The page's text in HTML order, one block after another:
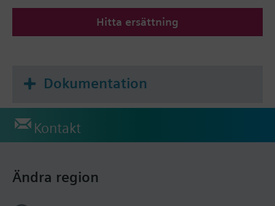
Hitta ersättning
Dokumentation
Kontakt
Ändra region